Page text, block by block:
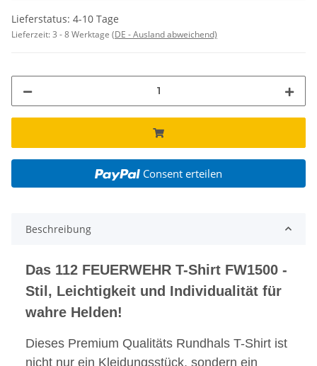
Lieferstatus: 4-10 Tage
Lieferzeit:3 - 8 Werktage (DE - Ausland abweichend)
Consent erteilen
Beschreibung
Das 112 FEUERWEHR T-Shirt FW1500 -
Stil, Leichtigkeit und Individualität für
wahre Helden!
Dieses Premium Qualitäts Rundhals T-Shirt ist
nicht nur ein Kleidungsstück, sondern ein